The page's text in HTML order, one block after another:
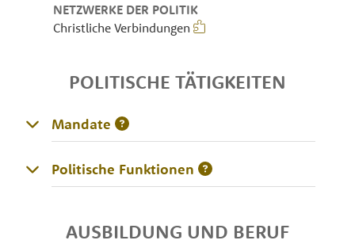
NETZWERKE DER POLITIK
Christliche Verbindungen
POLITISCHE TÄTIGKEITEN
Mandate
Politische Funktionen
AUSBILDUNG UND BERUF